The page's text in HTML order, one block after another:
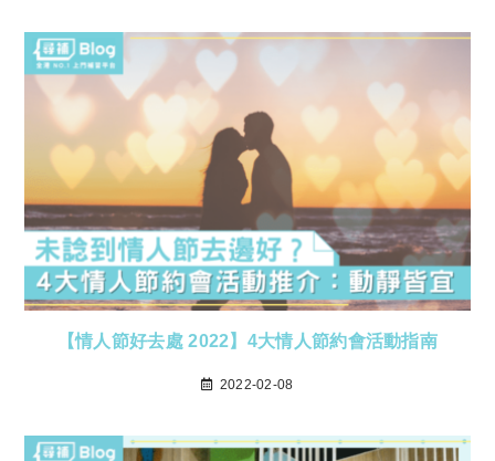
【情人節好去處 2022】4大情人節約會活動指南
2022-02-08